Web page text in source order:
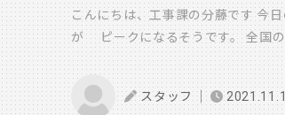
こんにちは、工事課の分藤です 今
が ピークになるそうです。 全国
報) 大分は「チャンスあり」とのこ
んも夜空見てみてください －－－
ほうはと言いますと 各現場共​順調
スタッフ